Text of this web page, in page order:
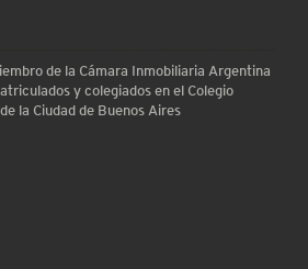
de la Cámara Inmobiliaria Argentina
y colegiados en el Colegio
la Ciudad de Buenos Aires